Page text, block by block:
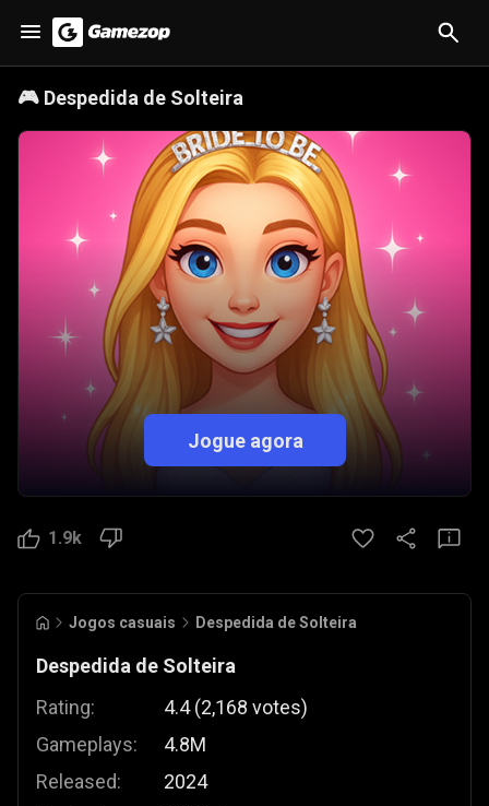
🎮 Despedida de Solteira
Jogue agora
1.9k
Jogos casuais Despedida de Solteira
Despedida de Solteira
Rating:
Gameplays:
Released:
4.4 (2,168 votes)
4.8M
2024